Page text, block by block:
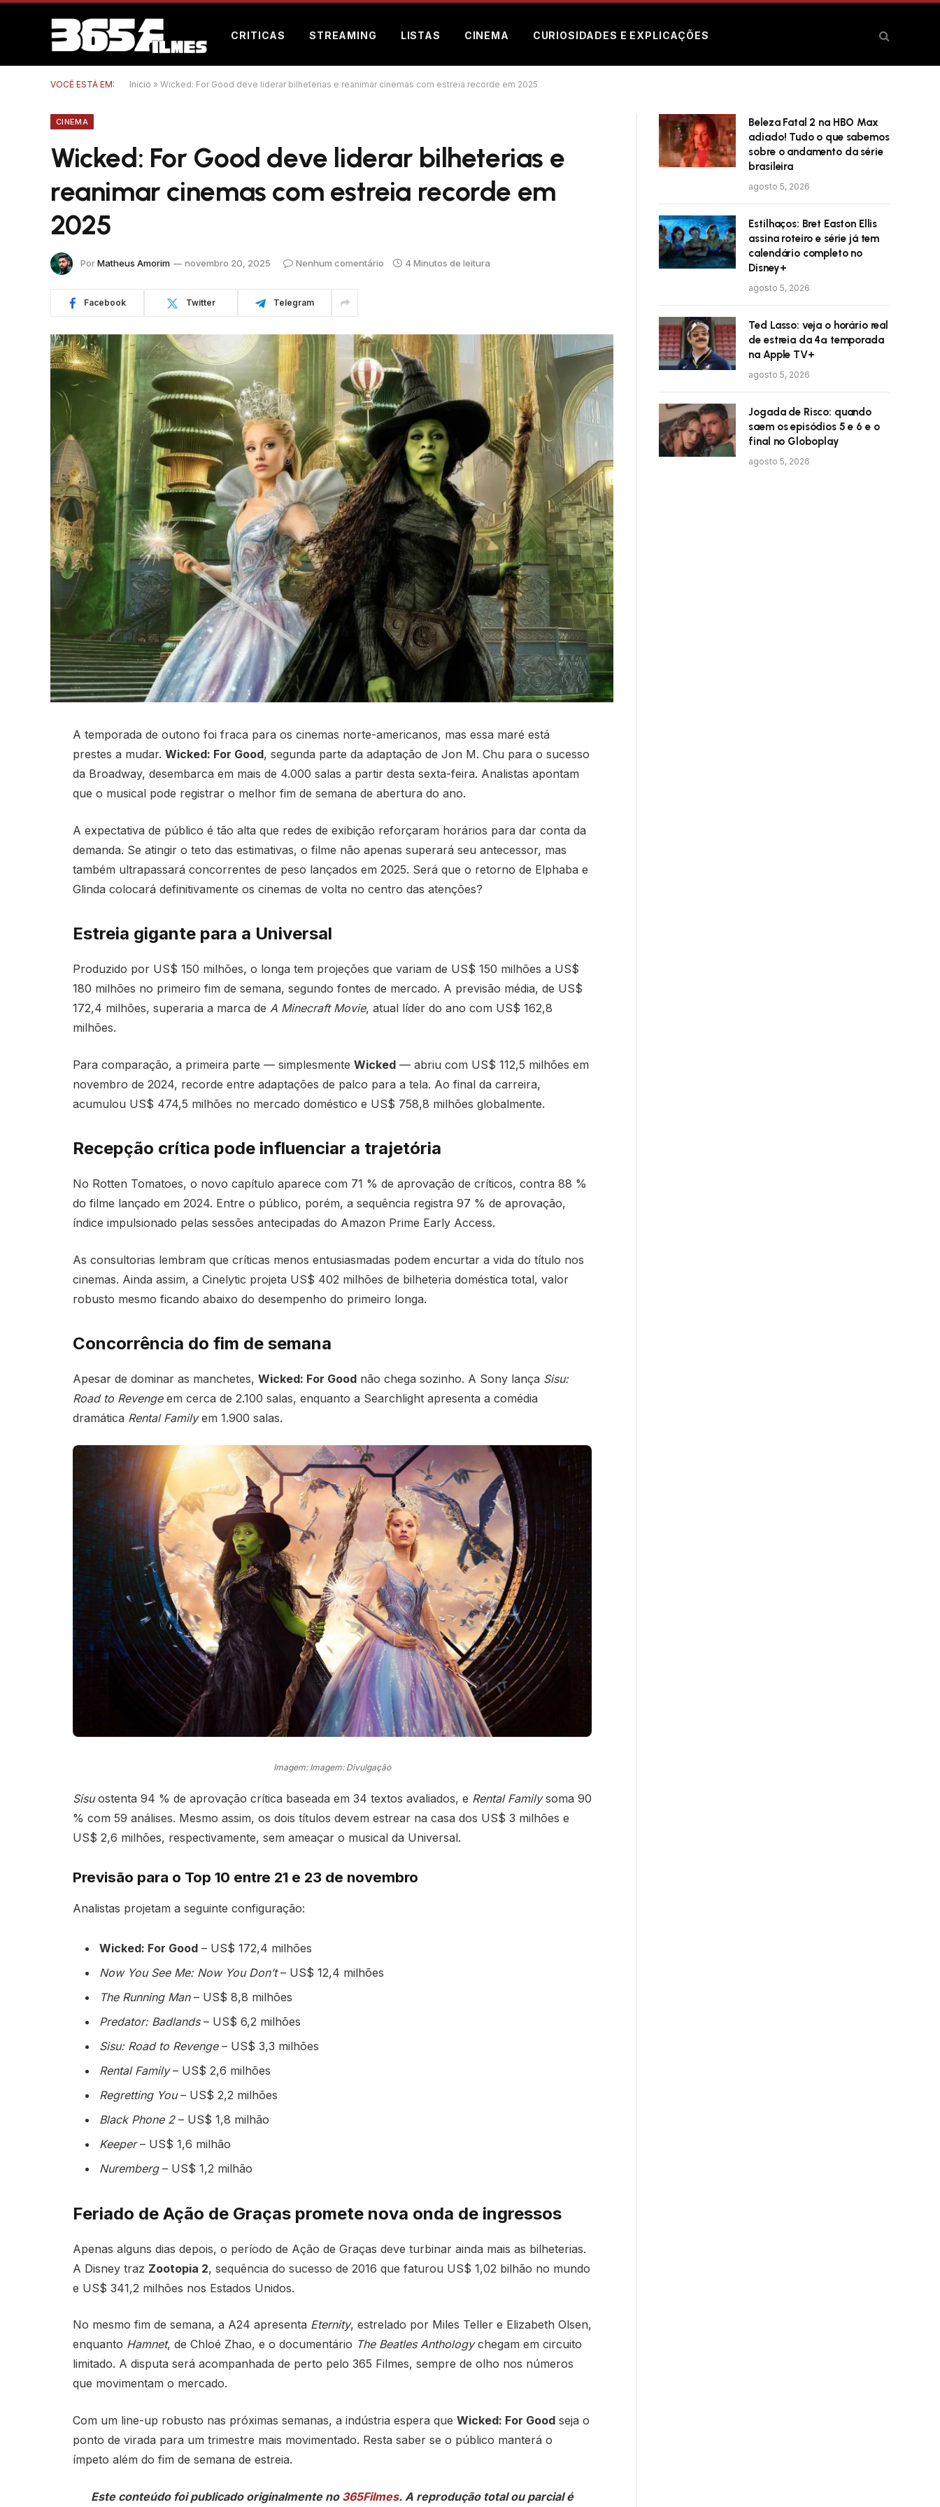
CRITICAS STREAMING LISTAS CINEMA CURIOSIDADES E EXPLICAÇÕES
VOCÊ ESTÁ EM: Início » Wicked: For Good deve liderar bilheterias e reanimar cinemas com estreia recorde em 2025
CINEMA
Wicked: For Good deve liderar bilheterias e
reanimar cinemas com estreia recorde em
2025
PorMatheus Amorim novembro 20, 2025 Nenhum comentário 4 Minutos de leitura
Facebook Twitter Telegram
A temporada de outono foi fraca para os cinemas norte-americanos, mas essa maré está
prestes a mudar. Wicked: For Good, segunda parte da adaptação de Jon M. Chu para o sucesso
da Broadway, desembarca em mais de 4.000 salas a partir desta sexta-feira. Analistas apontam
que o musical pode registrar o melhor fim de semana de abertura do ano.
A expectativa de público é tão alta que redes de exibição reforçaram horários para dar conta da
demanda. Se atingir o teto das estimativas, o filme não apenas superará seu antecessor, mas
também ultrapassará concorrentes de peso lançados em 2025. Será que o retorno de Elphaba e
Glinda colocará definitivamente os cinemas de volta no centro das atenções?
Estreia gigante para a Universal
Produzido por US$ 150 milhões, o longa tem projeções que variam de US$ 150 milhões a US$
180 milhões no primeiro fim de semana, segundo fontes de mercado. A previsão média, de US$
172,4 milhões, superaria a marca de A Minecraft Movie, atual líder do ano com US$ 162,8
milhões.
Para comparação, a primeira parte — simplesmente Wicked— abriu com US$ 112,5 milhões em
novembro de 2024, recorde entre adaptações de palco para a tela. Ao final da carreira,
acumulou US$ 474,5 milhões no mercado doméstico e US$ 758,8 milhões globalmente.
Recepção crítica pode influenciar a trajetória
No Rotten Tomatoes, o novo capítulo aparece com 71 % de aprovação de críticos, contra 88 %
do filme lançado em 2024. Entre o público, porém, a sequência registra 97 % de aprovação,
índice impulsionado pelas sessões antecipadas do Amazon Prime Early Access.
As consultorias lembram que críticas menos entusiasmadas podem encurtar a vida do título nos
cinemas. Ainda assim, a Cinelytic projeta US$ 402 milhões de bilheteria doméstica total, valor
robusto mesmo ficando abaixo do desempenho do primeiro longa.
Concorrência do fim de semana
Apesar de dominar as manchetes, Wicked: For Goodnão chega sozinho. A Sony lança Sisu:
Road to Revengeem cerca de 2.100 salas, enquanto a Searchlight apresenta a comédia
dramática Rental Familyem 1.900 salas.
Imagem: Imagem: Divulgação
Sisuostenta 94 % de aprovação crítica baseada em 34 textos avaliados, e Rental Familysoma 90
% com 59 análises. Mesmo assim, os dois títulos devem estrear na casa dos US$ 3 milhões e
US$ 2,6 milhões, respectivamente, sem ameaçar o musical da Universal.
Previsão para o Top 10 entre 21 e 23 de novembro
Analistas projetam a seguinte configuração:
Wicked: For Good– US$ 172,4 milhões
Now You See Me: Now You Don’t– US$ 12,4 milhões
The Running Man– US$ 8,8 milhões
Predator: Badlands– US$ 6,2 milhões
Sisu: Road to Revenge– US$ 3,3 milhões
Rental Family– US$ 2,6 milhões
Regretting You– US$ 2,2 milhões
Black Phone 2– US$ 1,8 milhão
Keeper– US$ 1,6 milhão
Nuremberg– US$ 1,2 milhão
Feriado de Ação de Graças promete nova onda de ingressos
Apenas alguns dias depois, o período de Ação de Graças deve turbinar ainda mais as bilheterias.
A Disney traz Zootopia 2, sequência do sucesso de 2016 que faturou US$ 1,02 bilhão no mundo
e US$ 341,2 milhões nos Estados Unidos.
No mesmo fim de semana, a A24 apresenta Eternity, estrelado por Miles Teller e Elizabeth Olsen,
enquanto Hamnet, de Chloé Zhao, e o documentário The Beatles Anthologychegam em circuito
limitado. A disputa será acompanhada de perto pelo 365 Filmes, sempre de olho nos números
que movimentam o mercado.
Com um line-up robusto nas próximas semanas, a indústria espera que Wicked: For Goodseja o
ponto de virada para um trimestre mais movimentado. Resta saber se o público manterá o
ímpeto além do fim de semana de estreia.
Este conteúdo foi publicado originalmente no 365Filmes. A reprodução total ou parcial é
Beleza Fatal 2 na HBO Max
adiado! Tudo o que sabemos
sobre o andamento da série
brasileira
agosto 5, 2026
Estilhaços: Bret Easton Ellis
assina roteiro e série já tem
calendário completo no
Disney+
agosto 5, 2026
Ted Lasso: veja o horário real
de estreia da 4ª temporada
na Apple TV+
agosto 5, 2026
Jogada de Risco: quando
saem os episódios 5 e 6 e o
final no Globoplay
agosto 5, 2026